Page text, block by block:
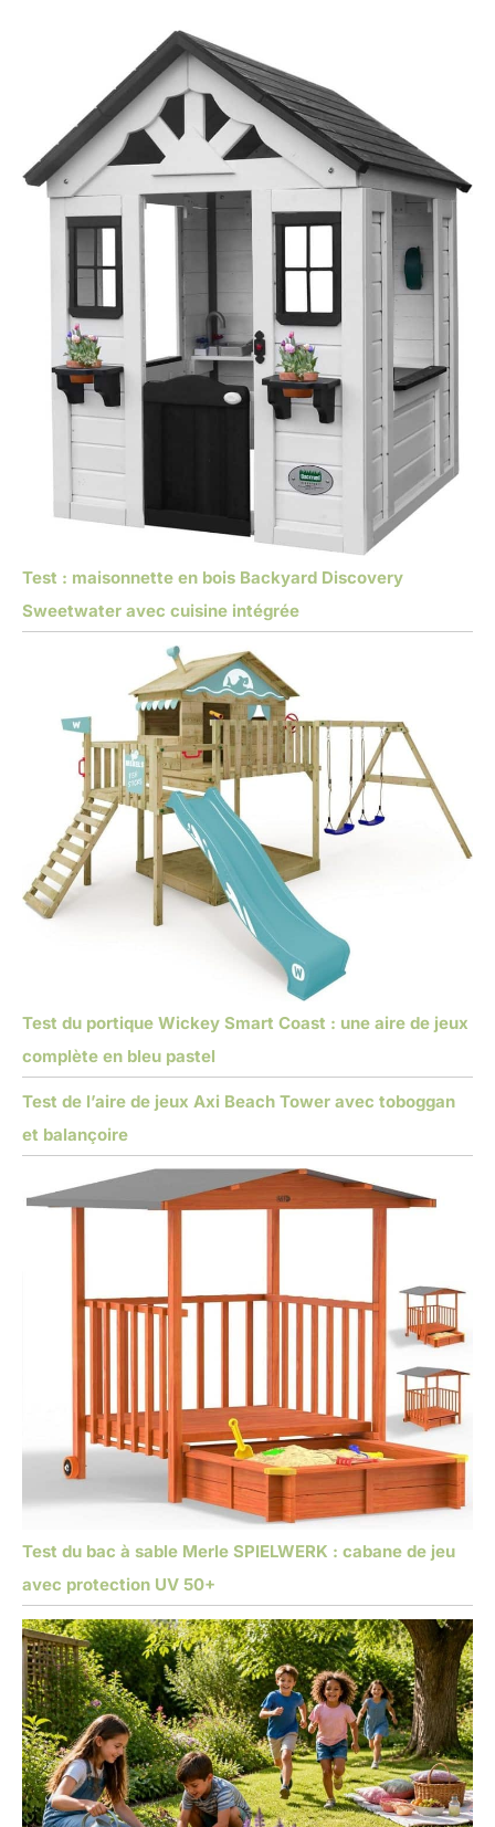
Test : maisonnette en bois Backyard Discovery
Sweetwater avec cuisine intégrée
Test du portique Wickey Smart Coast : une aire de jeux
complète en bleu pastel
Test de l’aire de jeux Axi Beach Tower avec toboggan
et balançoire
Test du bac à sable Merle SPIELWERK : cabane de jeu
avec protection UV 50+